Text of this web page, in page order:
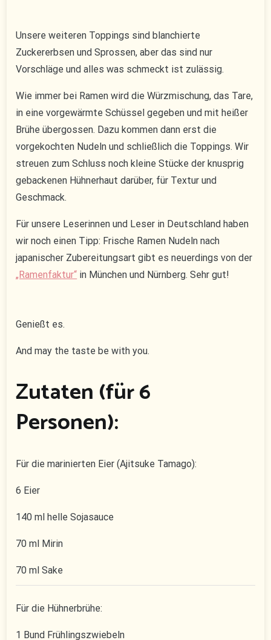
Unsere weiteren Toppings sind blanchierte
Zuckererbsen und Sprossen, aber das sind nur
Vorschläge und alles was schmeckt ist zulässig.
Wie immer bei Ramen wird die Würzmischung, das Tare,
in eine vorgewärmte Schüssel gegeben und mit heißer
Brühe übergossen. Dazu kommen dann erst die
vorgekochten Nudeln und schließlich die Toppings. Wir
streuen zum Schluss noch kleine Stücke der knusprig
gebackenen Hühnerhaut darüber, für Textur und
Geschmack.
Für unsere Leserinnen und Leser in Deutschland haben
wir noch einen Tipp: Frische Ramen Nudeln nach
japanischer Zubereitungsart gibt es neuerdings von der
„Ramenfaktur“ in München und Nürnberg. Sehr gut!
Genießt es.
And may the taste be with you.
Zutaten (für 6
Personen):
Für die marinierten Eier (Ajitsuke Tamago):
6 Eier
140 ml helle Sojasauce
70 ml Mirin
70 ml Sake
Für die Hühnerbrühe:
1 Bund Frühlingszwiebeln